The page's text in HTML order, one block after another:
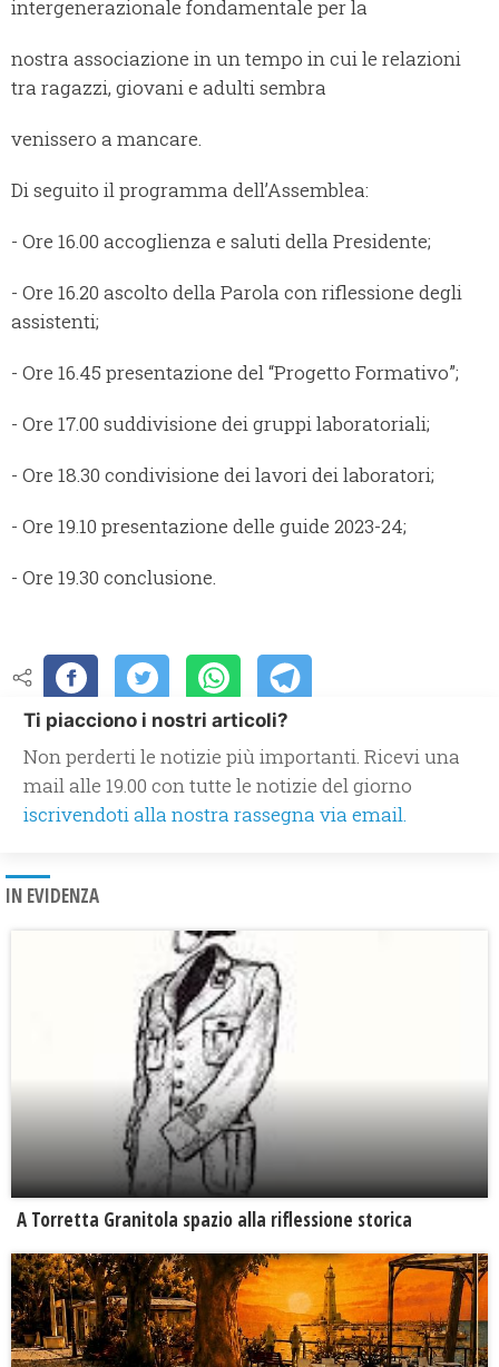
intergenerazionale fondamentale per la
nostra associazione in un tempo in cui le relazioni
tra ragazzi, giovani e adulti sembra
venissero a mancare.
Di seguito il programma dell’Assemblea:
- Ore 16.00 accoglienza e saluti della Presidente;
- Ore 16.20 ascolto della Parola con riflessione degli
assistenti;
- Ore 16.45 presentazione del “Progetto Formativo”;
- Ore 17.00 suddivisione dei gruppi laboratoriali;
- Ore 18.30 condivisione dei lavori dei laboratori;
- Ore 19.10 presentazione delle guide 2023-24;
- Ore 19.30 conclusione.
Ti piacciono i nostri articoli?
Non perderti le notizie più importanti. Ricevi una
mail alle 19.00 con tutte le notizie del giorno
iscrivendoti alla nostra rassegna via email.
IN EVIDENZA
​A Torretta Granitola spazio alla riflessione storica